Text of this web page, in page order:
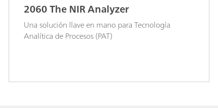
2060 The NIR Analyzer
Una solución llave en mano para Tecnología
Analítica de Procesos (PAT)